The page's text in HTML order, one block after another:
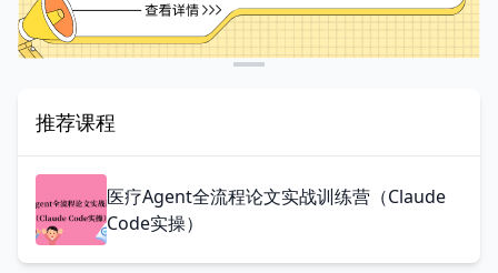
推荐课程
医疗Agent全流程论文实战训练营（Claude
Code实操）